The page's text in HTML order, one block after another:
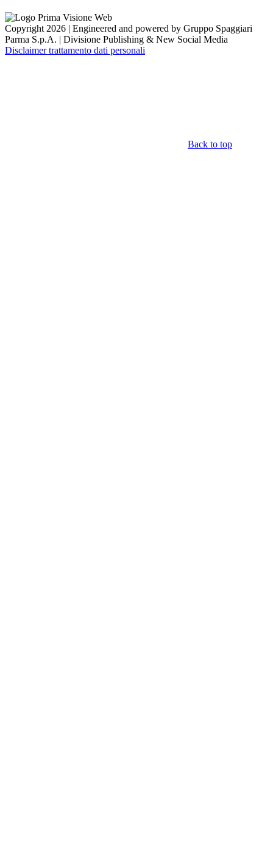
Copyright 2026 | Engineered and powered by Gruppo Spaggiari
Parma S.p.A. | Divisione Publishing & New Social Media
Disclaimer trattamento dati personali
Back to top